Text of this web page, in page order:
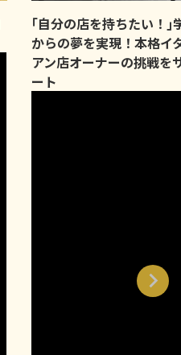
｢自分の店を持ちたい！｣
からの夢を実現！本格イ
アン店オーナーの挑戦を
ート